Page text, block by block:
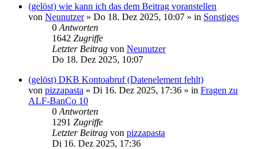
(gelöst) wie kann ich das dem Beitrag voranstellen
von Neunutzer» Do 18. Dez 2025, 10:07 » in Sonstiges
0 Antworten
1642 Zugriffe
Letzter Beitrag von Neunutzer
Do 18. Dez 2025, 10:07
(gelöst) DKB Kontoabruf (Datenelement fehlt)
von pizzapasta » Di 16. Dez 2025, 17:36 » in Fragen zu
ALF-BanCo 10
0 Antworten
1291 Zugriffe
Letzter Beitrag von pizzapasta
Di 16. Dez 2025, 17:36